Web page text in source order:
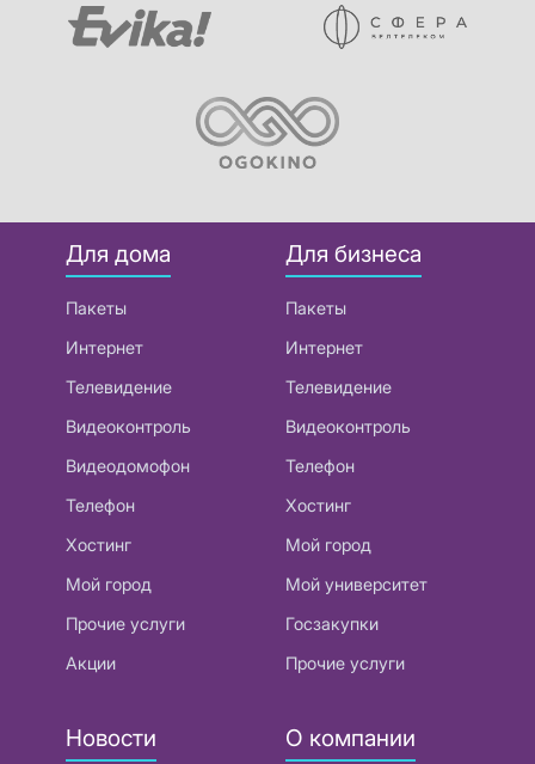
Для дома
Пакеты
Интернет
Телевидение
Видеоконтроль
Видеодомофон
Телефон
Хостинг
Мой город
Прочие услуги
Акции
Для бизнеса
Пакеты
Интернет
Телевидение
Видеоконтроль
Телефон
Хостинг
Мой город
Мой университет
Госзакупки
Прочие услуги
Новости О компании